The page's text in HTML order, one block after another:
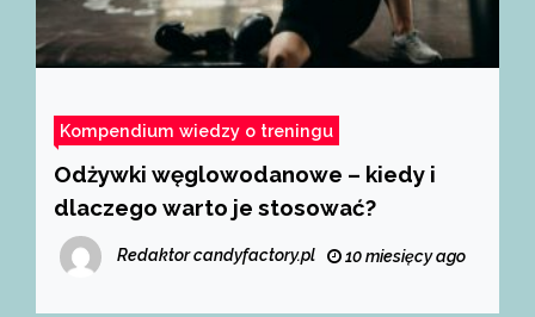
Kompendium wiedzy o treningu
Odżywki węglowodanowe – kiedy i
dlaczego warto je stosować?
Redaktor candyfactory.pl 10 miesięcy ago